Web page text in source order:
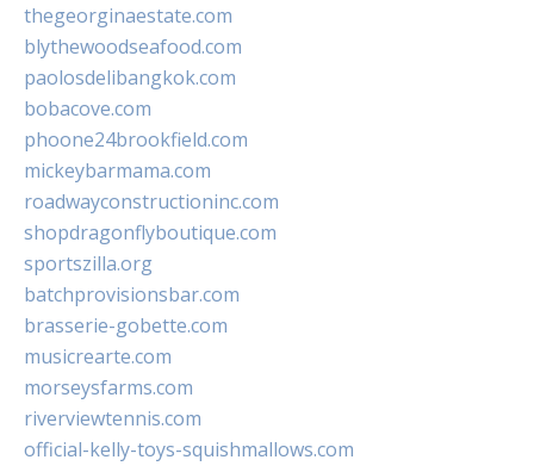
thegeorginaestate.com
blythewoodseafood.com
paolosdelibangkok.com
bobacove.com
phoone24brookfield.com
mickeybarmama.com
roadwayconstructioninc.com
shopdragonflyboutique.com
sportszilla.org
batchprovisionsbar.com
brasserie-gobette.com
musicrearte.com
morseysfarms.com
riverviewtennis.com
official-kelly-toys-squishmallows.com